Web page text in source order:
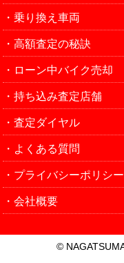
乗り換え車両
高額査定の秘訣
ローン中バイク売却
持ち込み査定店舗
査定ダイヤル
よくある質問
プライバシーポリシー
会社概要
©